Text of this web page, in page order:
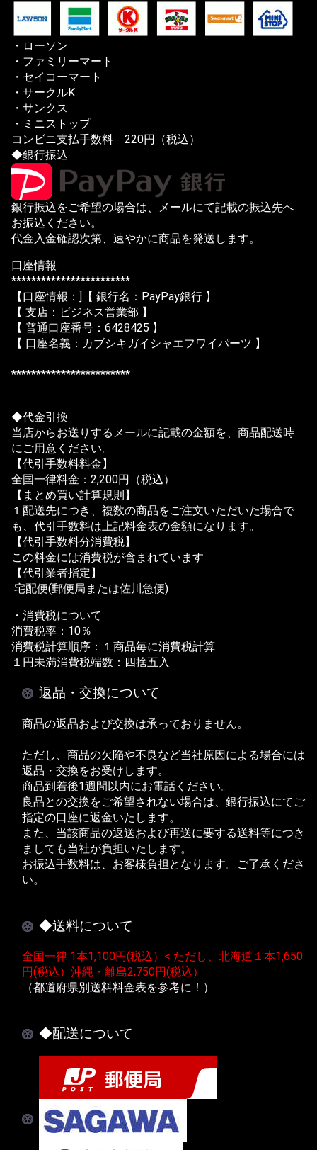
・ローソン
・ファミリーマート
・セイコーマート
・サークルK
・サンクス
・ミニストップ
コンビニ支払手数料 220円（税込）
◆銀行振込
銀行振込をご希望の場合は、メールにて記載の振込先へ
お振込ください。
代金入金確認次第、速やかに商品を発送します。
口座情報
************************
【口座情報：]【 銀行名：PayPay銀行 】
【 支店：ビジネス営業部 】
【 普通口座番号：6428425 】
【 口座名義：カブシキガイシャエフワイパーツ 】
************************
◆代金引換
当店からお送りするメールに記載の金額を、商品配送時
にご用意ください。
【代引手数料料金】
全国一律料金：2,200円（税込）
【まとめ買い計算規則】
１配送先につき、複数の商品をご注文いただいた場合で
も、代引手数料は上記料金表の金額になります。
【代引手数料分消費税】
この料金には消費税が含まれています
【代引業者指定】
宅配便(郵便局または佐川急便)
・消費税について
消費税率：10％
消費税計算順序：１商品毎に消費税計算
１円未満消費税端数：四捨五入
返品・交換について
商品の返品および交換は承っておりません。
ただし、商品の欠陥や不良など当社原因による場合には
返品・交換をお受けします。
商品到着後1週間以内にお電話ください。
良品との交換をご希望されない場合は、銀行振込にてご
指定の口座に返金いたします。
また、当該商品の返送および再送に要する送料等につき
ましても当社が負担いたします。
お振込手数料は、お客様負担となります。ご了承くださ
い。
◆送料について
全国一律 1本1,100円(税込）< ただし、北海道１本1,650
円(税込）沖縄・離島2,750円(税込）
（都道府県別送料料金表を参考に！）
◆配送について